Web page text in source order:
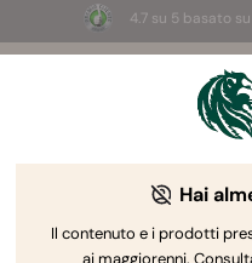
4.7 su 5 basato su
Summer Sales:
su prodotti
The
Hai
Il contenuto e i prodotti
ai maggiorenni.